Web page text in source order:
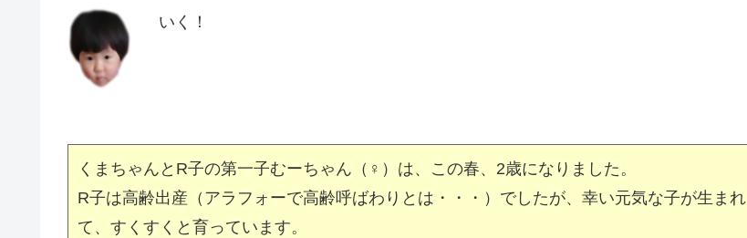
いく！
くまちゃんとR子の第一子むーちゃん（♀）は、この春、2歳になりました。
R子は高齢出産（アラフォーで高齢呼ばわりとは・・・）でしたが、幸い元気な子が生まれ
て、すくすくと育っています。